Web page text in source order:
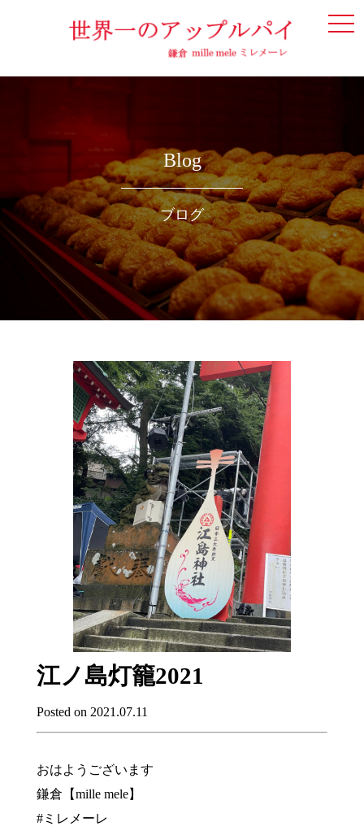
Blog
ブログ
江ノ島灯籠2021
Posted on 2021.07.11
おはようございます
鎌倉【mille mele】
#ミレメーレ